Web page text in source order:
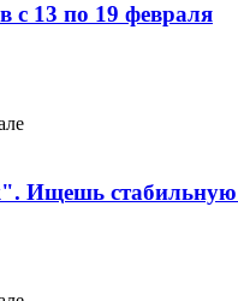
с 13 по 19 февраля
Ищешь стабильную